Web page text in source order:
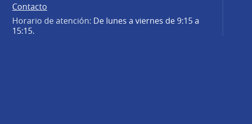
Contacto
Horario de atención: De lunes a viernes de 9:15 a
15:15.